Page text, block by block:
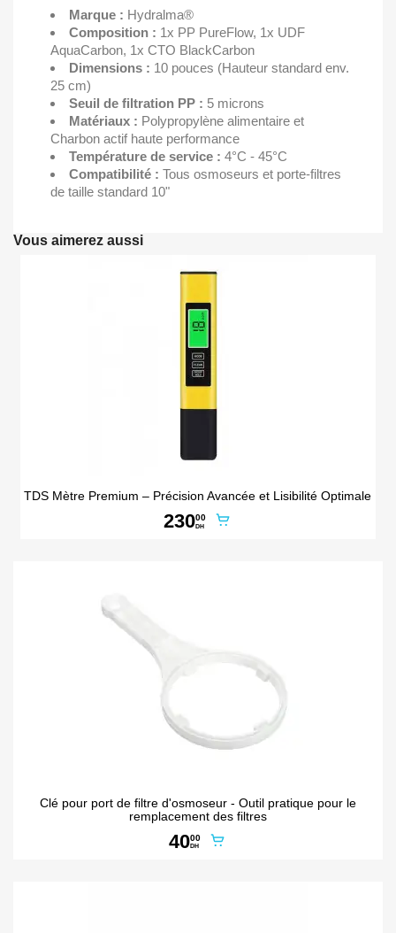
Marque : Hydralma®
Composition : 1x PP PureFlow, 1x UDF
AquaCarbon, 1x CTO BlackCarbon
Dimensions : 10 pouces (Hauteur standard env.
25 cm)
Seuil de filtration PP : 5 microns
Matériaux : Polypropylène alimentaire et
Charbon actif haute performance
Température de service : 4°C - 45°C
Compatibilité : Tous osmoseurs et porte-filtres
de taille standard 10"
Vous aimerez aussi
TDS Mètre Premium – Précision Avancée et Lisibilité Optimale
23000
DH
Clé pour port de filtre d'osmoseur - Outil pratique pour le
remplacement des filtres
4000
DH